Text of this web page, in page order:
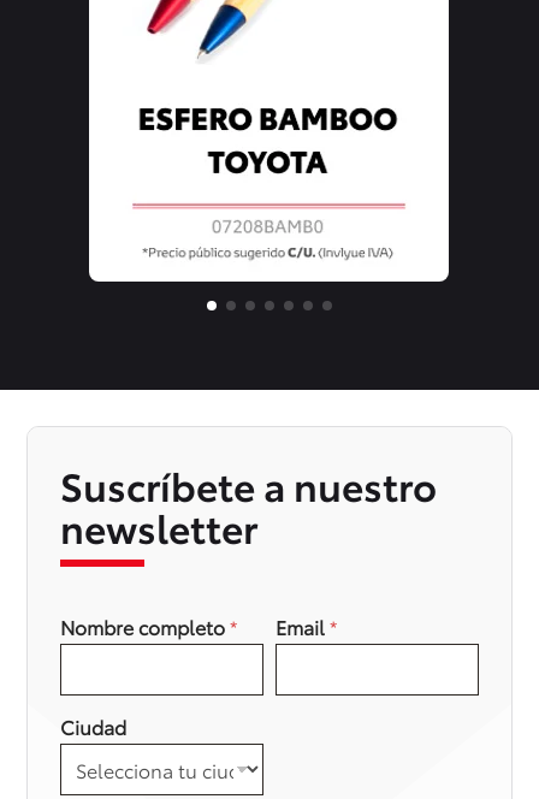
Suscríbete a nuestro
newsletter
Nombre completo*
Ciudad
Email *